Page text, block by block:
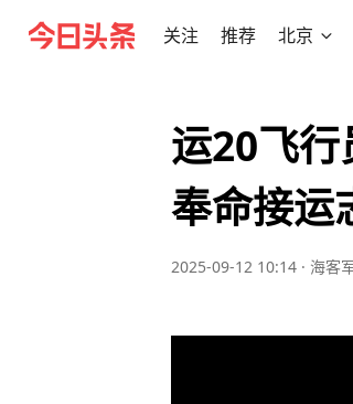
关注 推荐 北京
运20飞
奉命接运
2025-09-12 10:14 · 海客